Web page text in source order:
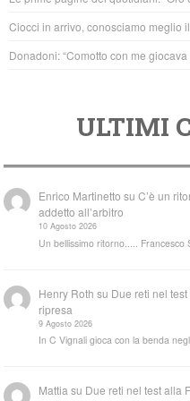
k
Ciocci in arrivo, conosciamo meglio
Donadoni: “Comotto con me
ULTIMI
Enrico Martinetto suC’è un
addetto all’arbitro
10 Agosto 2026
Un bellissimo ritorno..... Francesco
Henry Roth su Due reti nel
ripresa
9 Agosto 2026
In C Vignali gioca con la benda
Mattia su Due reti nel test alla